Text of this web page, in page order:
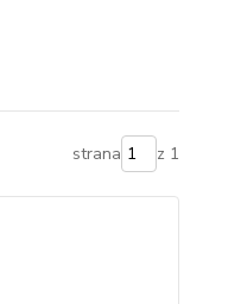
strana z 1